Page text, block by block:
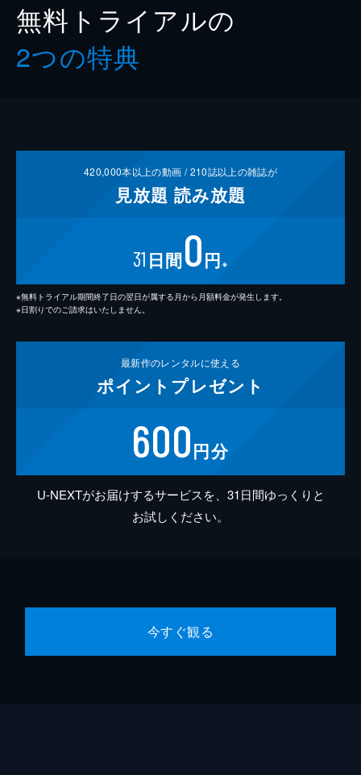
無料トライアルの
2つの特典
420,000本以上の動画 /210誌以上の雑誌が
見放題 読み放題
31 日間0円 ※
※無料トライアル期間終了日の翌日が属する月から月額料金が発生します。
※日割りでのご請求はいたしません。
最新作のレンタルに使える
ポイント プレゼント
600円分
U-NEXTがお届けするサービスを、31日間ゆっくりと
お試しください。
今すぐ観る